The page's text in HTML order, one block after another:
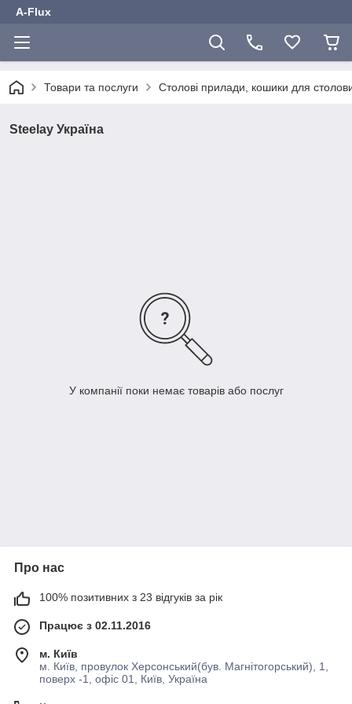
A-Flux
Товари та послуги Столові прилади, кошики для
Steelay Україна
У компанії поки немає товарів або послуг
Про нас
100% позитивних з 23 відгуків за рік
Працює з 02.11.2016
м. Київ
м. Київ, провулок Херсонський(був. Магнітогорський), 1,
поверх -1, офіс 01, Київ, Україна